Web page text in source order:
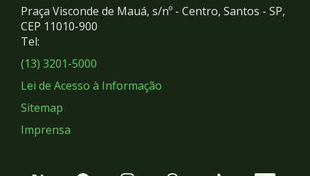
Redes
Sociais
Praça Visconde de Mauá, s/nº - Centro, Santos - SP,
CEP 11010-900
Tel:
(13) 3201-5000
Lei de Acesso à Informação
Sitemap
Imprensa